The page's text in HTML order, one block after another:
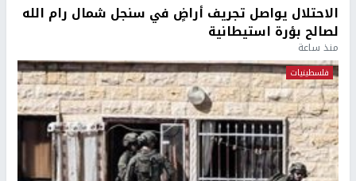
الاحتلال يواصل تجريف أراضٍ في سنجل شمال رام الله
لصالح بؤرة استيطانية
منذ ساعة
فلسطينيات